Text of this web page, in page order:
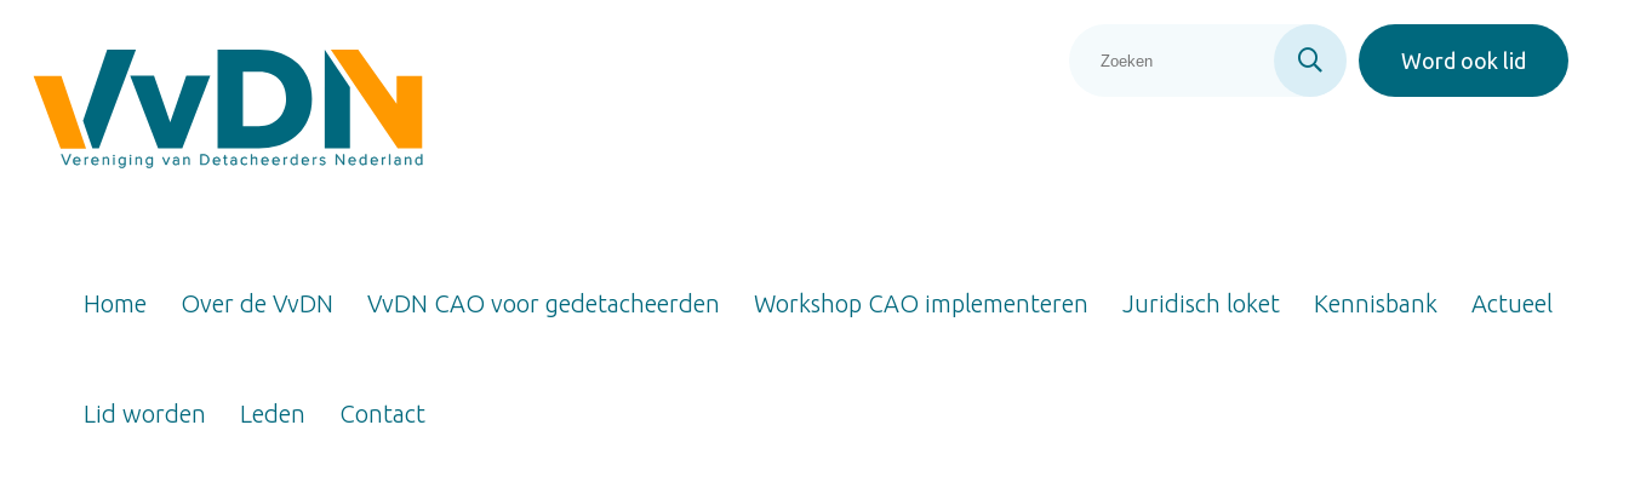
Word ook lid
Home Over de VvDN VvDN CAO voor gedetacheerden Workshop CAO implementeren Juridisch loket Kennisbank Actueel
Lid worden Leden Contact